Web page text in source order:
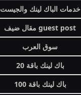
خدمات الباك لينك والجيست
guest post مقال ضيف
سوق العرب
باك لينك باقة 20
باك لينك باقة 100